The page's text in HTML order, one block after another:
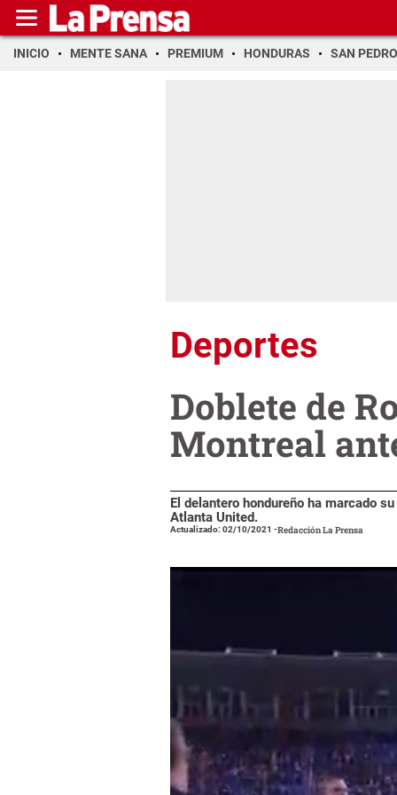
INICIO MENTE SANA PREMIUM HONDURAS SAN PEDRO
Deportes
Doblete de
Montreal
El delantero hondureño ha marcado
Atlanta United.
Actualizado: 02/10/2021 -Redacción La Prensa